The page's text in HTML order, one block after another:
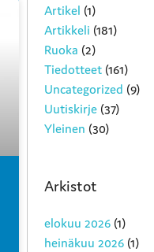
Artikel (1)
Artikkeli (181)
Ruoka (2)
Tiedotteet (161)
Uncategorized (9)
Uutiskirje (37)
Yleinen (30)
Arkistot
elokuu 2026 (1)
heinäkuu 2026 (1)